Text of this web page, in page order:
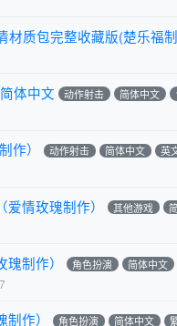
质包完整收藏版(楚乐福
体中文 动作射击 简体中文
） 动作射击 简体中文 英
情玫瑰制作） 其他游戏
制作） 角色扮演 简体中文
作） 角色扮演 简体中文